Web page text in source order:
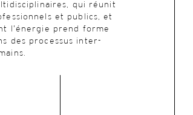
qui réunit
et publics, et
l’énergie prend forme
des processus inter-